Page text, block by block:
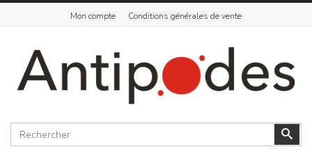
Mon compte Conditions générales de vente
Rechercher